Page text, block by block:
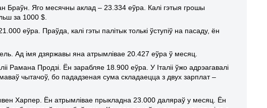
Браўн. Яго месячны аклад – 23.334 еўра. Калі гэтыя грошы
за 1000 $.
еўра. Праўда, калі гэты палітык толькі ўступіў на пасаду, ён
Ад імя дзяржавы яна атрымлівае 20.427 еўра ў месяц.
Рамана Продзі. Ён зарабляе 18.900 еўра. У Італіі ўжо адрэагавалі
чытачоў, бо пададзеная сума складаецца з двух зарплат –
Харпер. Ён атрымлівае прыкладна 23.000 даляраў у месяц. Ён